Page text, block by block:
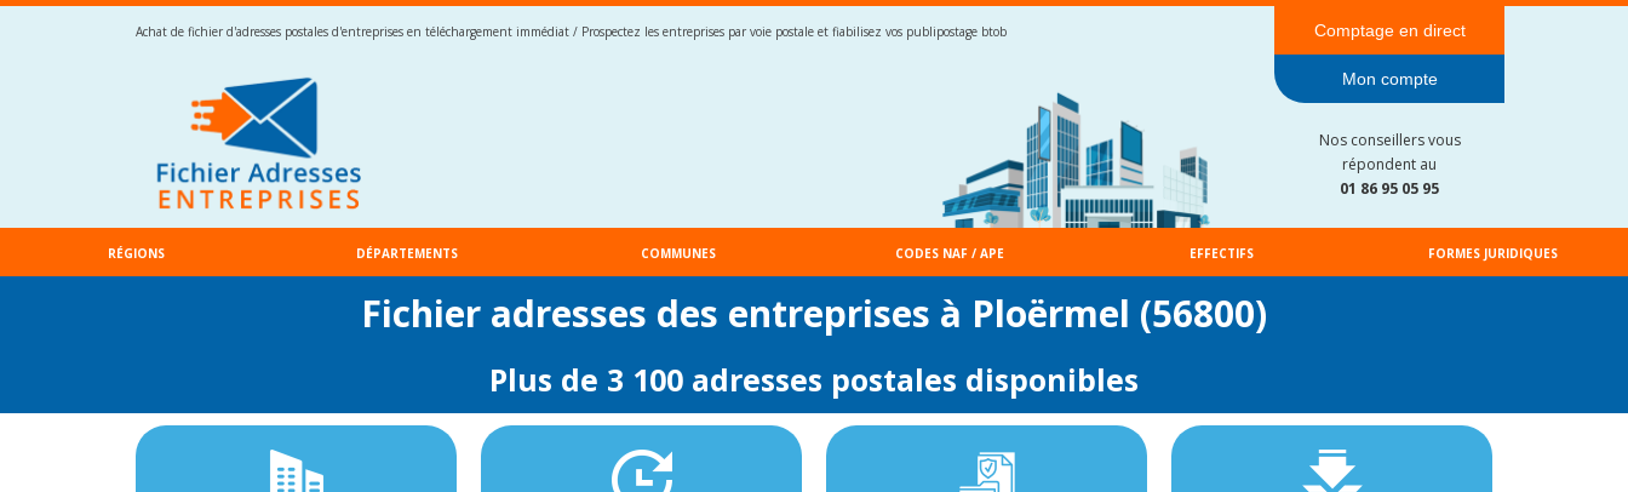
Achat de fichier d'adresses postales d'entreprises en téléchargement immédiat / Prospectez les entreprises par voie postale et fiabilisez vos publipostage btob Comptage en direct
Mon compte
Nos conseillers vous
répondent au
01 86 95 05 95
RÉGIONS DÉPARTEMENTS COMMUNES CODES NAF / APE EFFECTIFS FORMES JURIDIQUES
Fichier adresses des entreprises à Ploërmel (56800)
Plus de 3 100 adresses postales disponibles